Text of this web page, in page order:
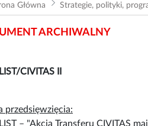
Główna Strategie, polityki,
ARCHIWALNY
CIVITAS II
przedsięwzięcia:
– "Akcja Transferu CIVITAS